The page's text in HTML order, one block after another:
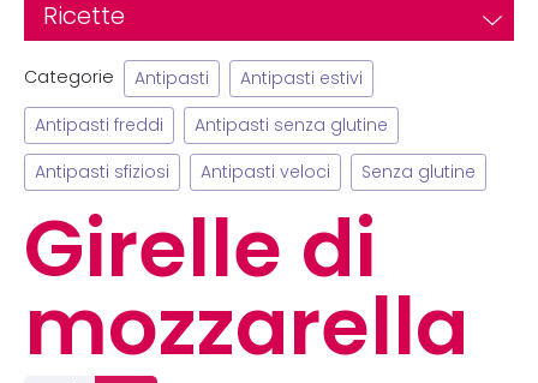
Ricette
Categorie Antipasti Antipasti estivi
Antipasti freddi Antipasti senza glutine
Antipasti sfiziosi Antipasti veloci Senza glutine
Girelle di
mozzarella